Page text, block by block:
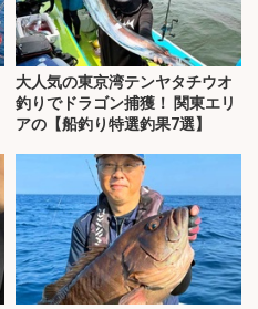
大人気の東京湾テンヤタチウオ
釣りでドラゴン捕獲！ 関東エリ
アの【船釣り特選釣果7選】